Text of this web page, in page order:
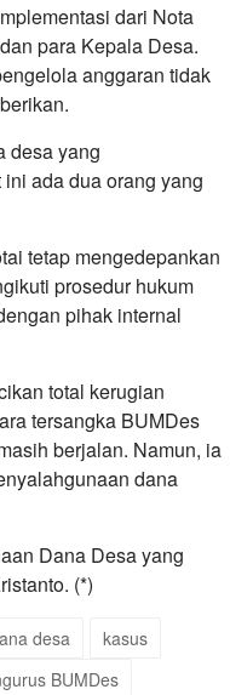
dari Nota
para Kepala Desa.
anggaran tidak
desa yang
ada dua orang yang
tetap mengedepankan
prosedur hukum
pihak internal
total kerugian
tersangka BUMDes
berjalan. Namun, ia
dana
Dana Desa yang
(*)
desa
kasus
BUMDes